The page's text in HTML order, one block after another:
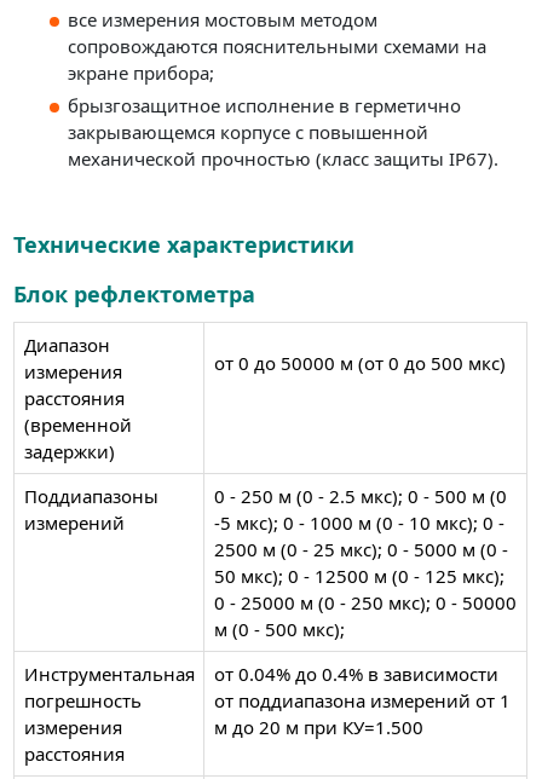
все измерения мостовым методом
сопровождаются пояснительными схемами на
экране прибора;
брызгозащитное исполнение в герметично
закрывающемся корпусе с повышенной
механической прочностью (класс защиты IP67).
Технические характеристики
Блок рефлектометра
Диапазон
измерения
расстояния
(временной
задержки)
от 0 до 50000 м (от 0 до 500 мкс)
Поддиапазоны
измерений
0 - 250 м (0 - 2.5 мкс); 0 - 500 м (0
-5 мкс); 0 - 1000 м (0 - 10 мкс); 0 -
2500 м (0 - 25 мкс); 0 - 5000 м (0 -
50 мкс); 0 - 12500 м (0 - 125 мкс);
0 - 25000 м (0 - 250 мкс); 0 - 50000
м (0 - 500 мкс);
Инструментальная
погрешность
измерения
расстояния
от 0.04% до 0.4% в зависимости
от поддиапазона измерений от 1
м до 20 м при КУ=1.500